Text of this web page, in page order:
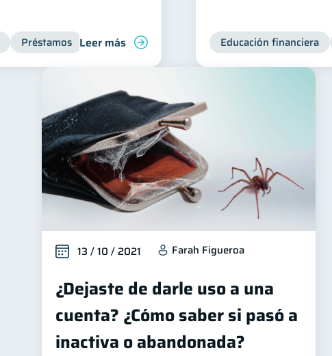
Préstamos Productos financieros Deudas Inclusión
Leer más Educación financiera
13 / 10 / 2021 Farah Figueroa
¿Dejaste de darle uso a una
cuenta? ¿Cómo saber si pasó a
inactiva o abandonada?